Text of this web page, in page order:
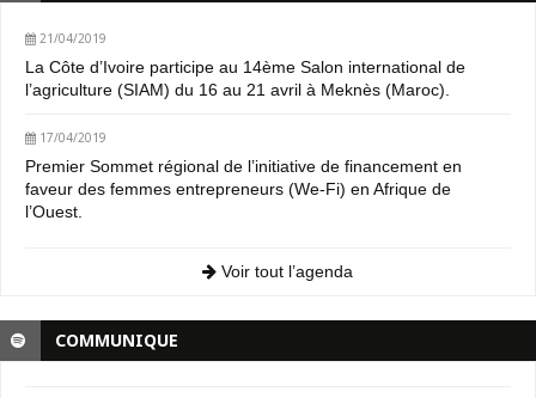
21/04/2019
La Côte d’Ivoire participe au 14ème Salon international de
l’agriculture (SIAM) du 16 au 21 avril à Meknès (Maroc).
17/04/2019
Premier Sommet régional de l’initiative de financement en
faveur des femmes entrepreneurs (We-Fi) en Afrique de
l’Ouest.
Voir tout l’agenda
COMMUNIQUE